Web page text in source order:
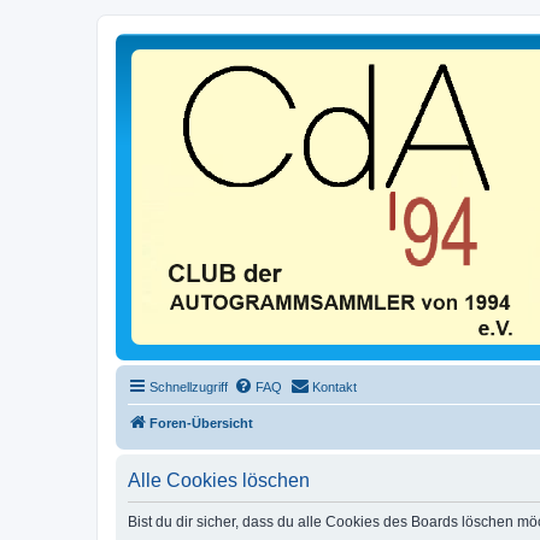
Schnellzugriff FAQ Kontakt
Foren-Übersicht
Alle Cookies löschen
Bist du dir sicher, dass du alle Cookies des Boards löschen